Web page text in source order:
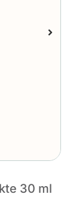
30 ml